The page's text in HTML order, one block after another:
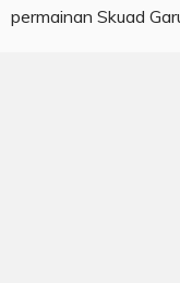
permainan Skuad